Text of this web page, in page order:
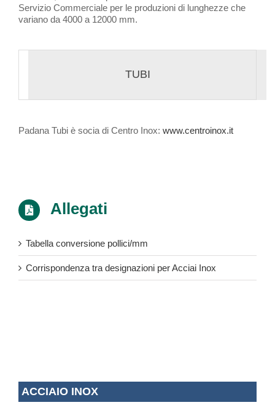
Servizio Commerciale per le produzioni di lunghezze che
variano da 4000 a 12000 mm.
TUBI
Padana Tubi è socia di Centro Inox: www.centroinox.it
Allegati
Tabella conversione pollici/mm
Corrispondenza tra designazioni per Acciai Inox
ACCIAIO INOX